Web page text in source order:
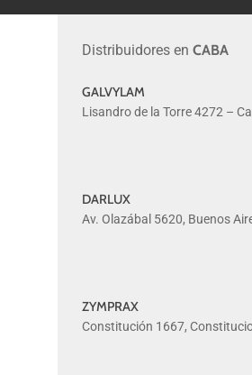
Distribuidores en CABA
GALVYLAM
GALVYLAM
Lisandro de la Torre 4272 –
DARLUX
DARLUX
Av. Olazábal 5620, Buenos
ZYMPRAX
ZYMPRAX
Constitución 1667,